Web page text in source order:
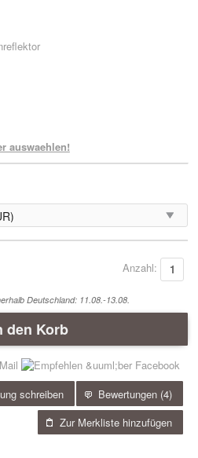
auswaehlen!
Anzahl:
Deutschland: 11.08.-13.08.
den Korb
Bewertungen (4)
schreiben
Zur Merkliste hinzufügen